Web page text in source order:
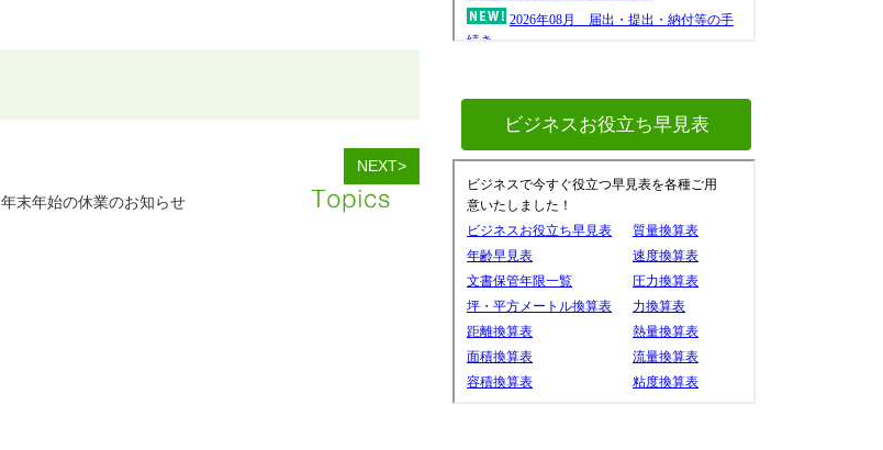
NEXT>
年末年始の休業のお知らせ
ビジネスお役立ち早見表